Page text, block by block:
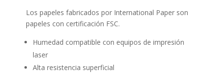
Los papeles fabricados por International Paper son
papeles con certificación FSC.
Humedad compatible con equipos de impresión
laser
Alta resistencia superficial